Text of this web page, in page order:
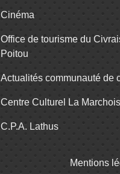
Cinéma
Office de tourisme du
Poitou
Actualités communauté de
Centre Culturel La
C.P.A. Lathus
Mentions